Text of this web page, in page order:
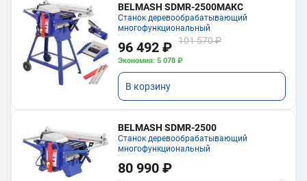
BELMASH SDMR-2500МАКС
Станок деревообрабатывающий
многофункциональный
96 492 ₽ 101 570 ₽
Экономия: 5 078 ₽
В корзину
BELMASH SDMR-2500
Станок деревообрабатывающий
многофункциональный
80 990 ₽